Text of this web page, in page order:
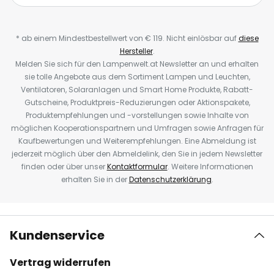
* ab einem Mindestbestellwert von € 119. Nicht einlösbar aufdiese
Hersteller.
Melden Sie sich für den Lampenwelt.at Newsletter an und erhalten
sie tolle Angebote aus dem Sortiment Lampen und Leuchten,
Ventilatoren, Solaranlagen und Smart Home Produkte, Rabatt-
Gutscheine, Produktpreis-Reduzierungen oder Aktionspakete,
Produktempfehlungen und -vorstellungen sowie Inhalte von
möglichen Kooperationspartnern und Umfragen sowie Anfragen für
Kaufbewertungen und Weiterempfehlungen. Eine Abmeldung ist
jederzeit möglich über den Abmeldelink, den Sie in jedem Newsletter
finden oder über unserKontaktformular. Weitere Informationen
erhalten Sie in derDatenschutzerklärung.
Kundenservice
Vertrag widerrufen